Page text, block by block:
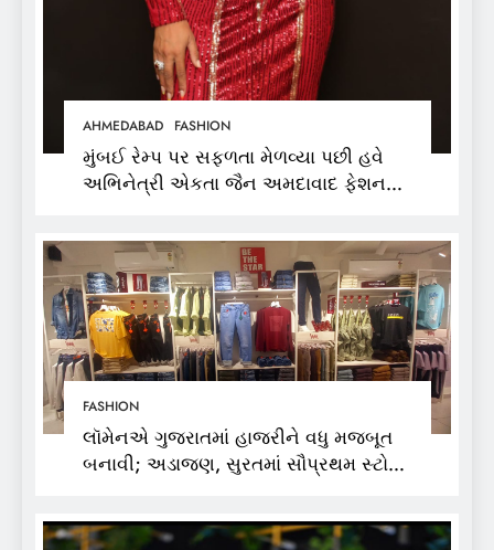
AHMEDABAD FASHION
મુંબઈ રેમ્પ પર સફળતા મેળવ્યા પછી હવે
અભિનેત્રી એકતા જૈન અમદાવાદ ફેશન
FASHION
લૉમેનએ ગુજરાતમાં હાજરીને વધુ મજબૂત
બનાવી; અડાજણ, સુરતમાં સૌપ્રથમ સ્ટોર